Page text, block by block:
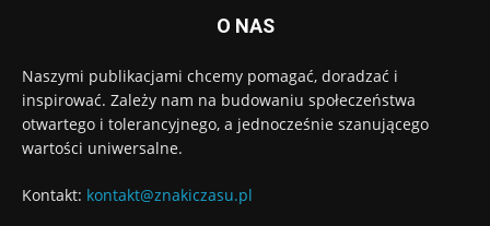
O NAS
Naszymi publikacjami chcemy pomagać, doradzać i
inspirować. Zależy nam na budowaniu społeczeństwa
otwartego i tolerancyjnego, a jednocześnie szanującego
wartości uniwersalne.
Kontakt: kontakt@znakiczasu.pl